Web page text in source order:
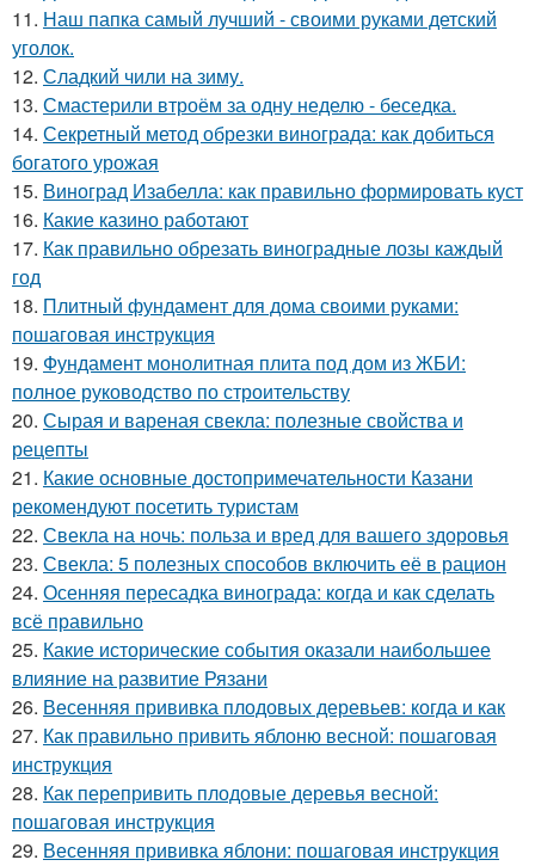
11. Наш папка самый лучший - своими руками детский
уголок.
12. Сладкий чили на зиму.
13. Смастерили втроём за одну неделю - беседка.
14. Секретный метод обрезки винограда: как добиться
богатого урожая
15. Виноград Изабелла: как правильно формировать куст
16. Какие казино работают
17. Как правильно обрезать виноградные лозы каждый
год
18. Плитный фундамент для дома своими руками:
пошаговая инструкция
19. Фундамент монолитная плита под дом из ЖБИ:
полное руководство по строительству
20. Сырая и вареная свекла: полезные свойства и
рецепты
21. Какие основные достопримечательности Казани
рекомендуют посетить туристам
22. Свекла на ночь: польза и вред для вашего здоровья
23. Свекла: 5 полезных способов включить её в рацион
24. Осенняя пересадка винограда: когда и как сделать
всё правильно
25. Какие исторические события оказали наибольшее
влияние на развитие Рязани
26. Весенняя прививка плодовых деревьев: когда и как
27. Как правильно привить яблоню весной: пошаговая
инструкция
28. Как перепривить плодовые деревья весной:
пошаговая инструкция
29. Весенняя прививка яблони: пошаговая инструкция